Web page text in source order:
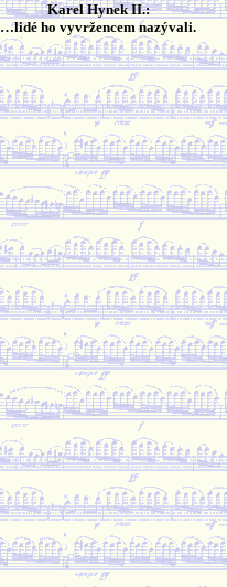
Karel Hynek II.:
…lidé ho vyvržencem nazývali.